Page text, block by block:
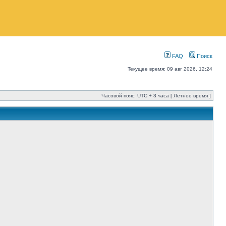
FAQ Поиск
Текущее время: 09 авг 2026, 12:24
Часовой пояс: UTC + 3 часа [ Летнее время ]